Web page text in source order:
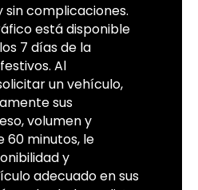
sin complicaciones.
está disponible
7 días de la
Al
un vehículo,
sus
volumen y
60 minutos, le
y
adecuado en sus